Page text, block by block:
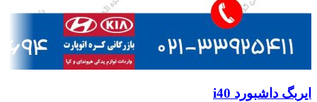
ایربگ داشبورد i40